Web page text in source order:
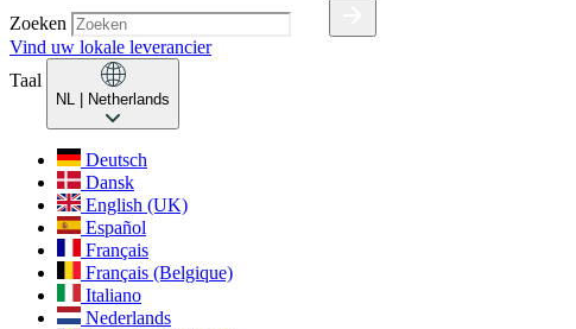
Zoeken
Vind uw lokale leverancier
Taal
NL | Netherlands
Deutsch
Dansk
English (UK)
Español
Français
Français (Belgique)
Italiano
Nederlands